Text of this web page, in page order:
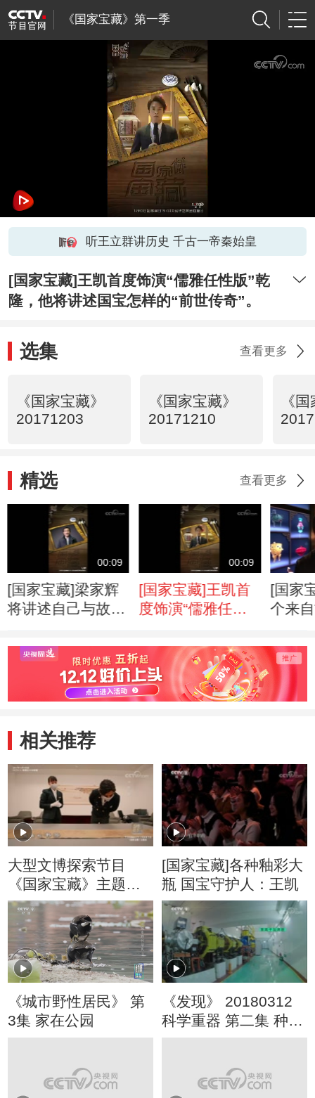
《国家宝藏》第一季
听王立群讲历史 千古一帝秦始皇
[国家宝藏]王凯首度饰演“儒雅任性版”乾
隆，他将讲述国宝怎样的“前世传奇”。
选集 查看更多
《国家宝藏》
20171203
《国家宝藏》
20171210
《
精选 查看更多
00:09
[国家宝藏]梁家辉
将讲述自己与故宫
00:09
[国家宝藏]王凯首
度饰演“儒雅任性
述国宝怎样的“前
世传奇”。
[国家
个来
相关推荐
大型文博探索节目
《国家宝藏》主题曲
《一眼千年》
[国家宝藏]各种釉彩大
瓶 国宝守护人：王凯
《城市野性居民》 第
3集 家在公园
《发现》 20180312
科学重器 第二集 种质
资源库